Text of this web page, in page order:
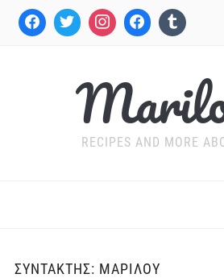
RECIPES AND MORE
ΣΥΝΤΆΚΤΗΣ: ΜΑΡΙΛΟΎ